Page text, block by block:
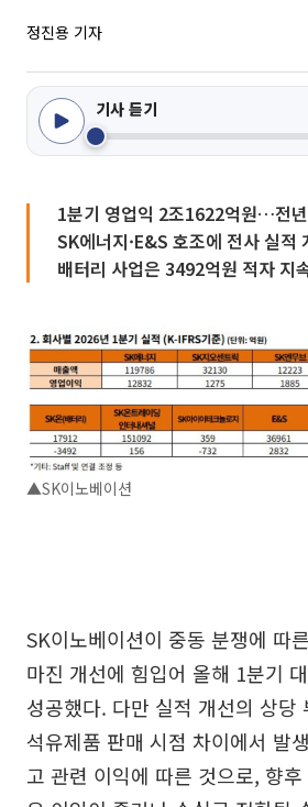
정진용 기자
기사 듣기
1분기 영업익 2조1622억원…전
SK에너지·E&S 호조에 전사 실적
배터리 사업은 3492억원 적자 지
▲SK이노베이션
SK이노베이션이 중동 분쟁에 따
마진 개선에 힘입어 올해 1분기
성공했다. 다만 실적 개선의 상당
석유제품 판매 시점 차이에서 발
고 관련 이익에 따른 것으로, 향